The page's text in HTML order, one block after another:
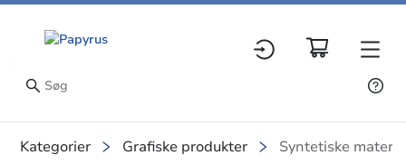
Kategorier Grafiske produkter Syntetiske